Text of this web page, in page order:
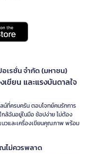
อเรชั่น จำกัด (มหาชน)
ขียน และแรงบันดาลใจ
น์ที่ครบครัน ตอบโจทย์คนรักการ
ล้ฉันอยู่ในมือ ช้อปง่าย ไม่ต้อง
นวและเครื่องเขียนคุณภาพ พร้อม
ไม่ควรพลาด